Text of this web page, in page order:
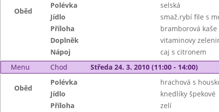
Oběd
Polévka
selská
Jídlo
smaž.rybí file s
Příloha
bramborová kaše
Doplněk
vitaminovy
Nápoj
caj s citronem
Menu
Chod Středa 24. 3. 2010 (11:00 - 14:00)
Oběd
Polévka
hrachová s
Jídlo
knedlíky špekové
Příloha
zelí